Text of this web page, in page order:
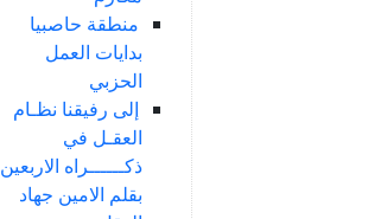
منطقة حاصبيا
بدايات العمل
الحزبي
إلى رفيقنا نظـام
العقـل في
ذكــــــراه الاربعين
بقلم الامين جهاد